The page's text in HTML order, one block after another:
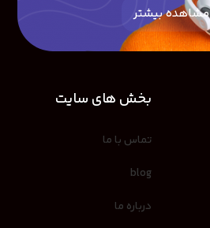
مشاهده بیشتر
بخش های سایت
تماس با ما
blog
درباره ما